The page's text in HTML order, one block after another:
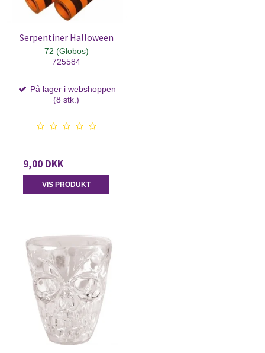
Serpentiner Halloween
72 (Globos)
725584
På lager i webshoppen
(8 stk.)
9,00 DKK
VIS PRODUKT